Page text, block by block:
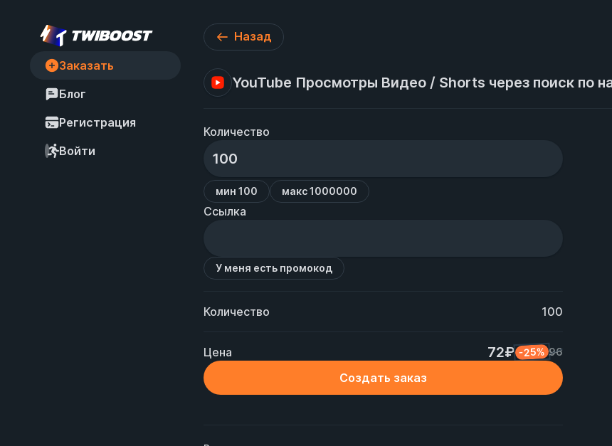
Заказать
Блог
Регистрация
Войти
Назад
YouTube Просмотры Видео / Shorts через поиск по
Количество
мин 100 макс 1000000
Ссылка
У меня есть промокод
Количество 100
Цена 72₽ -25% 96
Создать заказ